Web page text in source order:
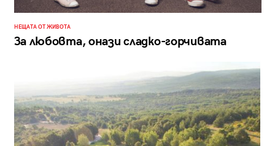
НЕЩАТА ОТ ЖИВОТА
За любовта, онази сладко-горчивата